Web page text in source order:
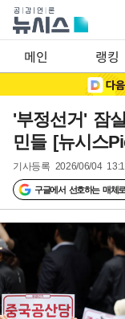
메인 랭킹
'부정선거' 잠
민들 [뉴시스
기사등록 2026/06/04
구글에서 선호하는 매체